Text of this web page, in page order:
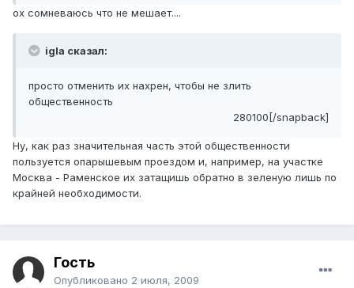
ох сомневаюсь что не мешает....
igla сказал:
просто отменить их нахрен, чтобы не злить
общественность
280100[/snapback]
Ну, как раз значительная часть этой общественности
пользуется опарышевым проездом и, например, на участке
Москва - Раменское их затащишь обратно в зеленую лишь по
крайней необходимости.
Гость
Опубликовано 2 июля, 2009